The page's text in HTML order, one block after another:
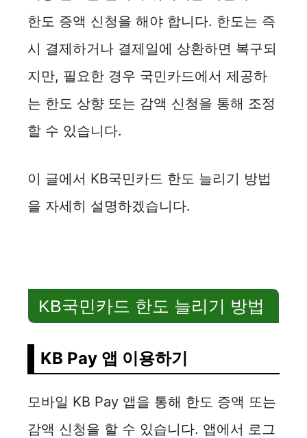
한도 증액 신청을 해야 합니다. 한도는 즉
시 결제하거나 결제일에 상환하면 복구되
지만, 필요한 경우 국민카드에서 제공하
는 한도 상향 또는 감액 신청을 통해 조정
할 수 있습니다.
이 글에서 KB국민카드 한도 늘리기 방법
을 자세히 설명하겠습니다.
KB국민카드 한도 늘리기 방법
KB Pay 앱 이용하기
모바일 KB Pay 앱을 통해 한도 증액 또는
감액 신청을 할 수 있습니다. 앱에서 로그